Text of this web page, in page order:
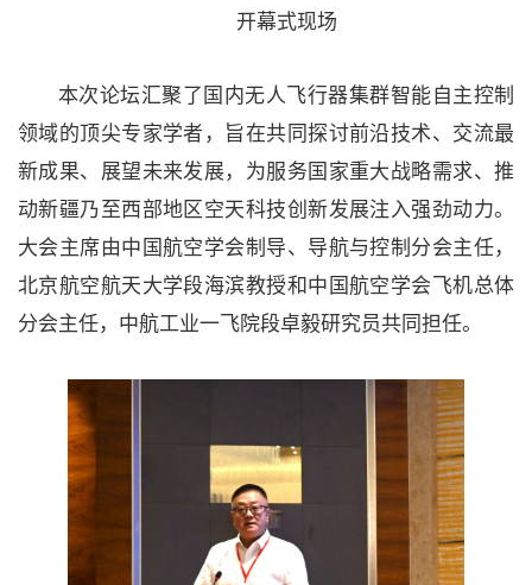
开幕式现场
本次论坛汇聚了国内无人飞行器集群智能自主控制
领域的顶尖专家学者，旨在共同探讨前沿技术、交流最
新成果、展望未来发展，为服务国家重大战略需求、推
动新疆乃至西部地区空天科技创新发展注入强劲动力。
大会主席由中国航空学会制导、导航与控制分会主任，
北京航空航天大学段海滨教授和中国航空学会飞机总体
分会主任，中航工业一飞院段卓毅研究员共同担任。